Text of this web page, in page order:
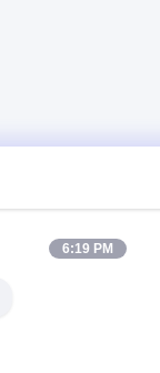
6:19 PM